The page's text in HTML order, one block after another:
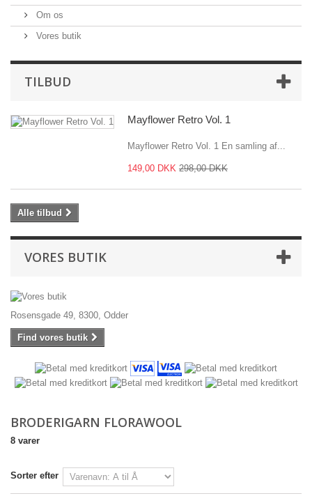
Om os
Vores butik
TILBUD
Mayflower Retro Vol. 1
Mayflower Retro Vol. 1 En samling af...
149,00 DKK 298,00 DKK
Alle tilbud
VORES BUTIK
Rosensgade 49, 8300, Odder
Find vores butik
BRODERIGARN FLORAWOOL
8 varer
Sorter efter